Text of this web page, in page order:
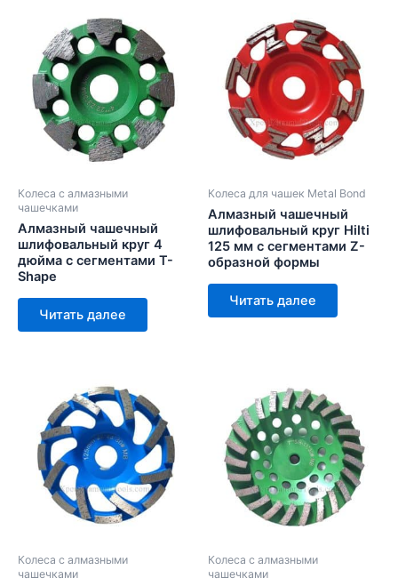
Колеса с алмазными
чашечками
Алмазный чашечный
шлифовальный круг 4
дюйма с сегментами T-
Shape
Читать далее
Колеса для чашек Metal Bond
Алмазный чашечный
шлифовальный круг Hilti
125 мм с сегментами Z-
образной формы
Читать далее
Колеса с алмазными
чашечками
Колеса с алмазными
чашечками